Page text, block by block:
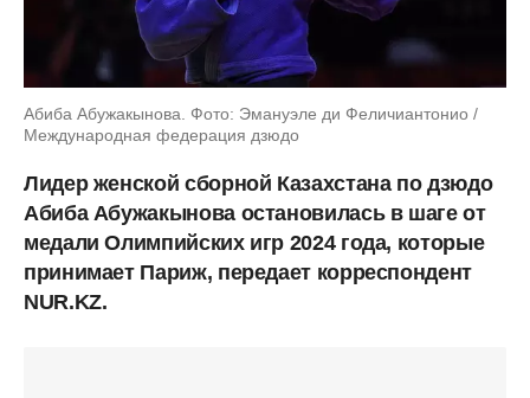
Абиба Абужакынова. Фото: Эмануэле ди Феличиантонио /
Международная федерация дзюдо
Лидер женской сборной Казахстана по дзюдо
Абиба Абужакынова остановилась в шаге от
медали Олимпийских игр 2024 года, которые
принимает Париж, передает корреспондент
NUR.KZ.